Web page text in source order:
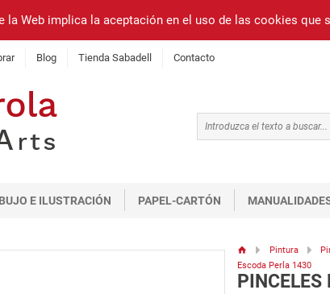
la Web implica la aceptación en el uso de las cookies que
Blog Tienda Sabadell Contacto
E ILUSTRACIÓN PAPEL-CARTÓN
Pintura
Escoda Perla 1430